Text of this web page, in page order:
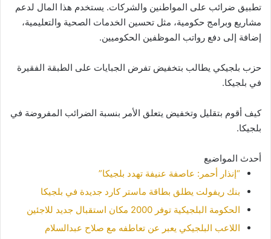
تطبيق ضرائب على المواطنين والشركات. يستخدم هذا المال لدعم
مشاريع وبرامج حكومية، مثل تحسين الخدمات الصحية والتعليمية،
إضافة إلى دفع رواتب الموظفين الحكوميين.
حزب بلجيكي يطالب بتخفيض تفرض الجبايات على الطبقة الفقيرة
في بلجيكا.
كيف أقوم بتقليل وتخفيض يتعلق الأمر بنسبة الضرائب المفروضة في
بلجيكا.
أحدث المواضيع
“إنذار أحمر: عاصفة عنيفة تهدد بلجيكا”
بنك ريفولت يطلق بطاقة ماستر كارد جديدة في بلجيكا
الحكومة البلجيكية توفر 2000 مكان استقبال جديد للاجئين
اللاعب البلجيكي يعبر عن تعاطفه مع صلاح عبدالسلام